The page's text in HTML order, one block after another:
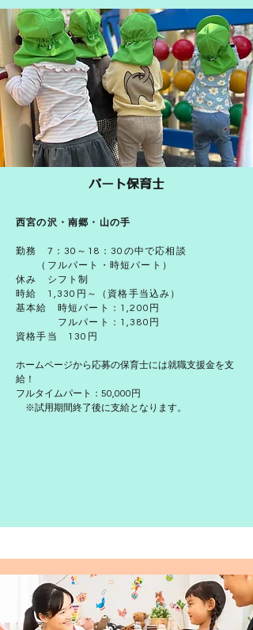
パート保育士
西宮の沢・南郷・山の手
勤務 7：30～18：30の中で応相談
（フルパート・時短パート）
休み シフト制
時給 1,330円～（資格手当込み）
基本給 時短パート：1,200円
フルパート：1,380円
​資格手当 130円
ホームページから応募の保育士には就職支援金を支
給！
フルタイムパート：50,000円
​ ※試用期間終了後に支給となります。